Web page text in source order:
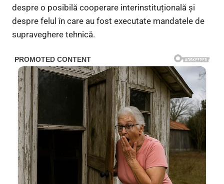
despre o posibilă cooperare interinstituțională și
despre felul în care au fost executate mandatele de
supraveghere tehnică.